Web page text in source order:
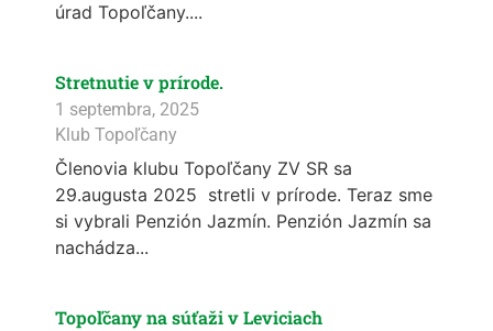
úrad Topoľčany....
Stretnutie v prírode.
1 septembra, 2025
Klub Topoľčany
Členovia klubu Topoľčany ZV SR sa
29.augusta 2025 stretli v prírode. Teraz sme
si vybrali Penzión Jazmín. Penzión Jazmín sa
nachádza...
Topoľčany na súťaži v Leviciach